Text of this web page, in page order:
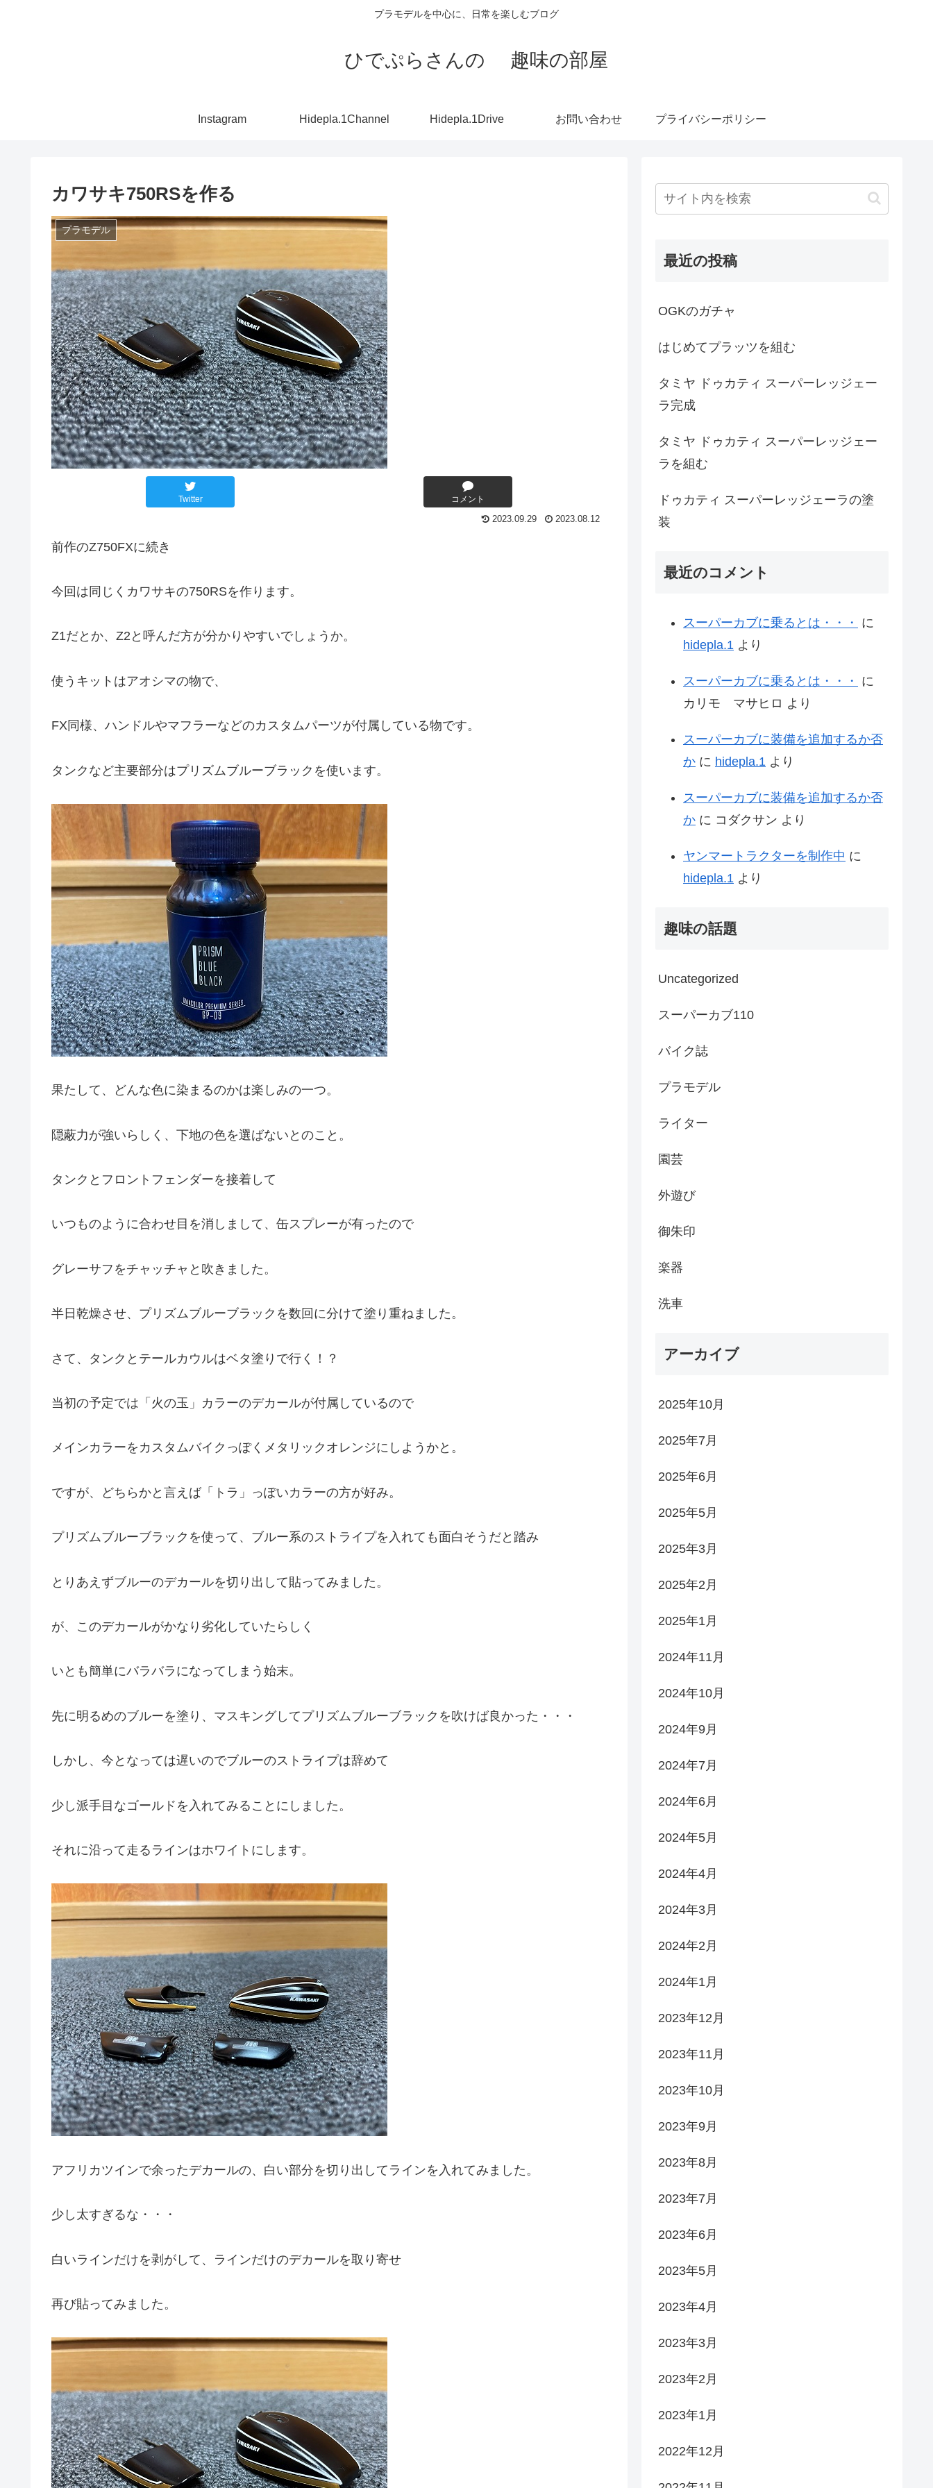
プラモデルを中心に、日常を楽しむブログ
ひでぷらさんの 趣味の部屋
Instagram Hidepla.1Channel Hidepla.1Drive お問い合わせ プライバシーポリシー
カワサキ750RSを作る
プラモデル
Twitter コメント
2023.09.29 2023.08.12
前作のZ750FXに続き
今回は同じくカワサキの750RSを作ります。
Z1だとか、Z2と呼んだ方が分かりやすいでしょうか。
使うキットはアオシマの物で、
FX同様、ハンドルやマフラーなどのカスタムパーツが付属している物です。
タンクなど主要部分はプリズムブルーブラックを使います。
果たして、どんな色に染まるのかは楽しみの一つ。
隠蔽力が強いらしく、下地の色を選ばないとのこと。
タンクとフロントフェンダーを接着して
いつものように合わせ目を消しまして、缶スプレーが有ったので
グレーサフをチャッチャと吹きました。
半日乾燥させ、プリズムブルーブラックを数回に分けて塗り重ねました。
さて、タンクとテールカウルはベタ塗りで行く！？
当初の予定では「火の玉」カラーのデカールが付属しているので
メインカラーをカスタムバイクっぽくメタリックオレンジにしようかと。
ですが、どちらかと言えば「トラ」っぽいカラーの方が好み。
プリズムブルーブラックを使って、ブルー系のストライプを入れても面白そうだと踏み
とりあえずブルーのデカールを切り出して貼ってみました。
が、このデカールがかなり劣化していたらしく
いとも簡単にバラバラになってしまう始末。
先に明るめのブルーを塗り、マスキングしてプリズムブルーブラックを吹けば良かった・・・
しかし、今となっては遅いのでブルーのストライプは辞めて
少し派手目なゴールドを入れてみることにしました。
それに沿って走るラインはホワイトにします。
アフリカツインで余ったデカールの、白い部分を切り出してラインを入れてみました。
少し太すぎるな・・・
白いラインだけを剥がして、ラインだけのデカールを取り寄せ
再び貼ってみました。
最近の投稿
OGKのガチャ
はじめてプラッツを組む
タミヤ ドゥカティ スーパーレッジェー
ラ完成
タミヤ ドゥカティ スーパーレッジェー
ラを組む
ドゥカティ スーパーレッジェーラの塗
装
最近のコメント
スーパーカブに乗るとは・・・
に
hidepla.1 より
スーパーカブに乗るとは・・・
に
カリモ マサヒロ より
スーパーカブに装備を追加するか否
か に hidepla.1 より
スーパーカブに装備を追加するか否
か に コダクサン より
ヤンマートラクターを制作中 に
hidepla.1 より
趣味の話題
Uncategorized
スーパーカブ110
バイク誌
プラモデル
ライター
園芸
外遊び
御朱印
楽器
洗車
アーカイブ
2025年10月
2025年7月
2025年6月
2025年5月
2025年3月
2025年2月
2025年1月
2024年11月
2024年10月
2024年9月
2024年7月
2024年6月
2024年5月
2024年4月
2024年3月
2024年2月
2024年1月
2023年12月
2023年11月
2023年10月
2023年9月
2023年8月
2023年7月
2023年6月
2023年5月
2023年4月
2023年3月
2023年2月
2023年1月
2022年12月